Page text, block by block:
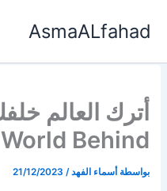
AsmaALfahad
World Behind
بواسطة أسماء الفهد/
21/12/2023